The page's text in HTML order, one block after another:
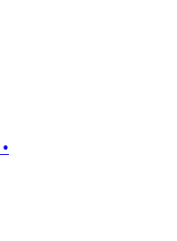
•